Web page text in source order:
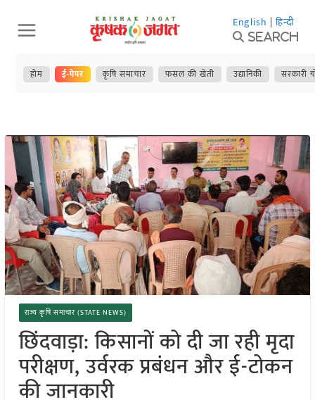
Skip
to
content
English | हिन्दी
Search
होम ई-पेपर कृषि समाचार फसल की खेती उद्यानिकी सरकारी
राज्य कृषि समाचार (STATE NEWS)
छिंदवाड़ा: किसानों को दी जा रही मृदा
परीक्षण, उर्वरक प्रबंधन और ई-टोकन
की जानकारी